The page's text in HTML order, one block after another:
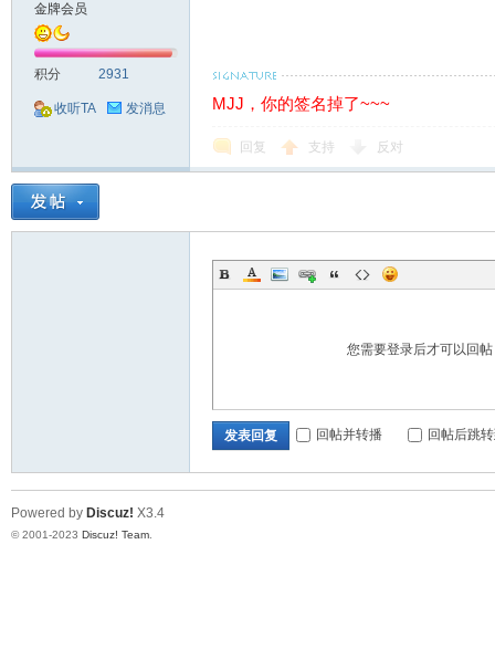
金牌会员
积分 2931
收听TA 发消息 MJJ，你的签名掉了~~~
回复 支持 反对
您需要登录后才可以回帖
发表回复 回帖并转播 回帖后跳
Powered by Discuz! X3.4
© 2001-2023 Discuz! Team